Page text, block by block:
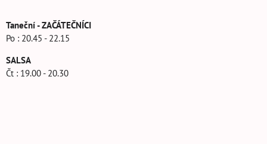
Taneční - ZAČÁTEČNÍCI
Po : 20.45 - 22.15
SALSA
Čt : 19.00 - 20.30